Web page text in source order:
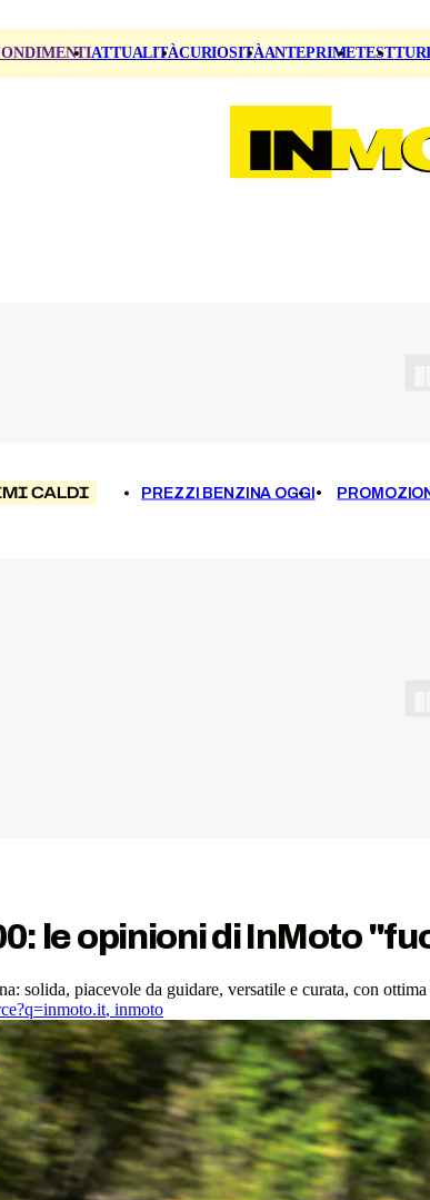
ATTUALITÀCURIOSITÀANTEPRIMETEST
CALDI PREZZI BENZINA OGGI
le opinioni di InMoto
solida, piacevole da guidare, versatile e curata, con
, inmoto